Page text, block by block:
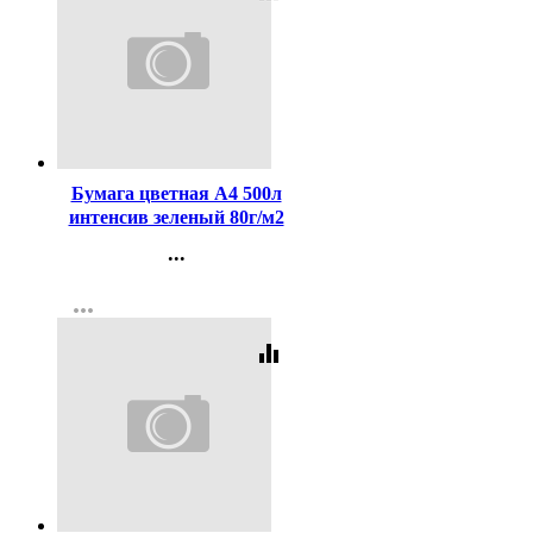
Бумага цветная А4 500л
интенсив зеленый 80г/м2
...
Регистрация
more_horiz
equalizer